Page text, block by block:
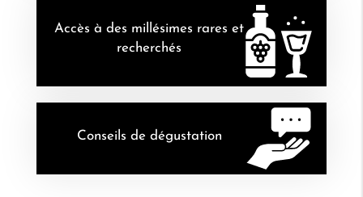
Accès à des millésimes rares et
recherchés
Conseils de dégustation